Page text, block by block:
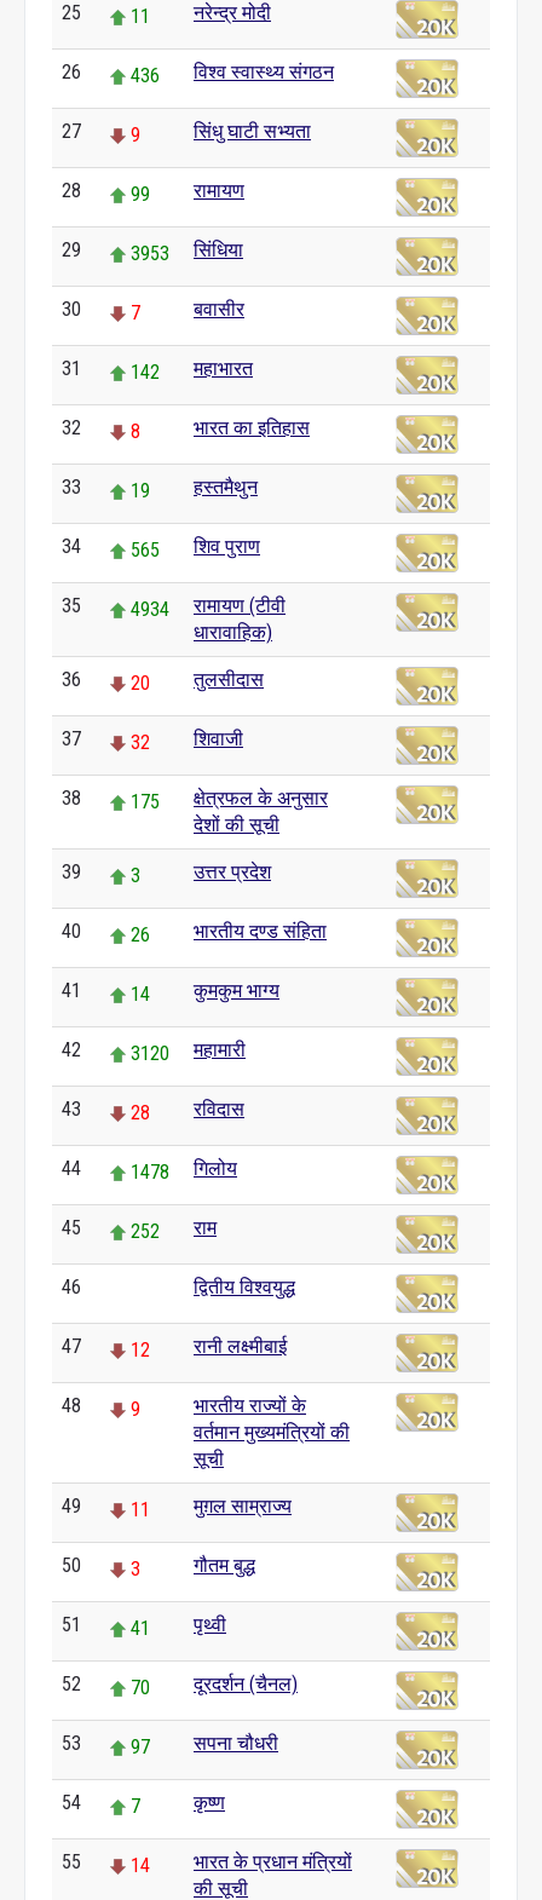
25 11 नरेन्द्र मोदी
26 436 विश्व स्वास्थ्य संगठन
27 9 सिंधु घाटी सभ्यता
28 99 रामायण
29 3953 सिंधिया
30 7 बवासीर
31 142 महाभारत
32 8 भारत का इतिहास
33 19 हस्तमैथुन
34 565 शिव पुराण
35 4934
रामायण (टीवी
धारावाहिक)
36 20 तुलसीदास
37 32 शिवाजी
38 175
क्षेत्रफल के अनुसार
देशों की सूची
39 3 उत्तर प्रदेश
40 26 भारतीय दण्ड संहिता
41 14 कुमकुम भाग्य
42 3120 महामारी
43 28 रविदास
44 1478 गिलोय
45 252 राम
46 द्वितीय विश्वयुद्ध
47 12 रानी लक्ष्मीबाई
48 9
भारतीय राज्यों के
वर्तमान मुख्यमंत्रियों की
सूची
49 11 मुग़ल साम्राज्य
50 3 गौतम बुद्ध
51 41 पृथ्वी
52 70 दूरदर्शन (चैनल)
53 97 सपना चौधरी
54 7 कृष्ण
55 14
भारत के प्रधान मंत्रियों
की सूची